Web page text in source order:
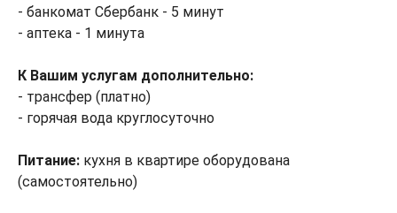
- банкомат Сбербанк - 5 минут
- аптека - 1 минута
К Вашим услугам дополнительно:
- трансфер (платно)
- горячая вода круглосуточно
Питание: кухня в квартире оборудована
(самостоятельно)